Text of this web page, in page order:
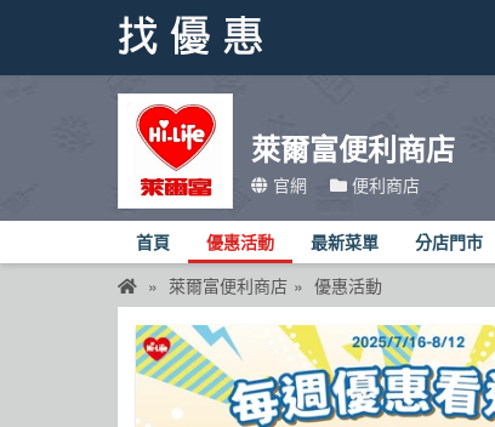
萊爾富便利商店
官網 便利商店
首頁 優惠活動 最新菜單 分店門市
萊爾富便利商店 優惠活動
找優惠